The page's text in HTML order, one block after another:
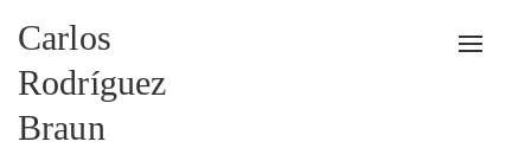
Carlos
Rodríguez
Braun